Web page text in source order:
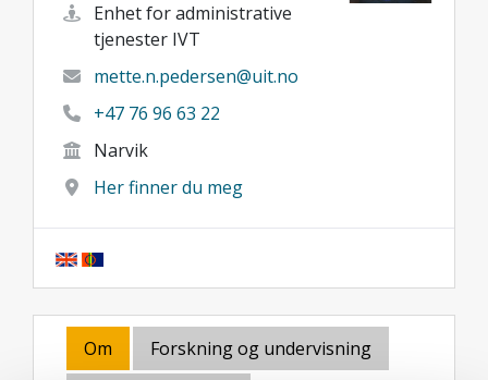
Enhet for administrative
tjenester IVT
mette.n.pedersen@uit.no
+47 76 96 63 22
Narvik
Her finner du meg
Om
Forskning og undervisning